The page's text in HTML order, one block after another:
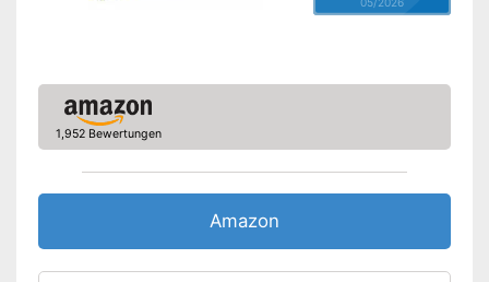
1,952 Bewertungen
Amazon